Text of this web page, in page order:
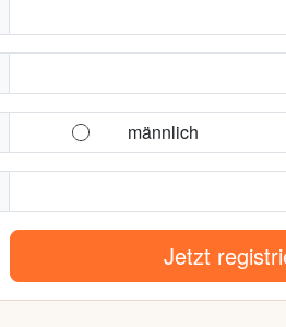
männlich
Jetzt